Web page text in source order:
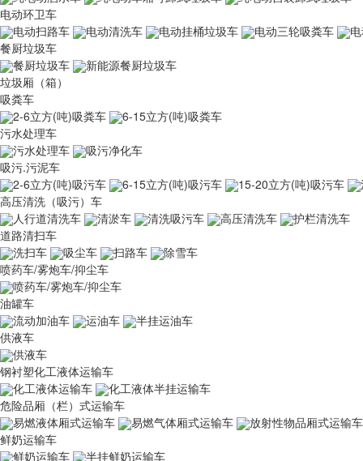
电动环卫车
电动扫路车
电动清洗车 电动挂桶垃圾车 电动三轮吸粪车
餐厨垃圾车
餐厨垃圾车
新能源餐厨垃圾车
垃圾厢（箱）
吸粪车
2-6立方(吨)吸粪车
6-15立方(吨)吸粪车
污水处理车
污水处理车
吸污净化车
吸污.污泥车
2-6立方(吨)吸污车
6-15立方(吨)吸污车 15-20立方(吨)吸污车
高压清洗（吸污）车
人行道清洗车
清淤车 清洗吸污车 高压清洗车
护栏清洗车
道路清扫车
洗扫车
吸尘车 扫路车
除雪车
喷药车/雾炮车/抑尘车
喷药车/雾炮车/抑尘车
油罐车
流动加油车
运油车
半挂运油车
供液车
供液车
钢衬塑化工液体运输车
化工液体运输车
化工液体半挂运输车
危险品厢（栏）式运输车
易燃液体厢式运输车
易燃气体厢式运输车
放射性物品厢式运输车
鲜奶运输车
鲜奶运输车
半挂鲜奶运输车